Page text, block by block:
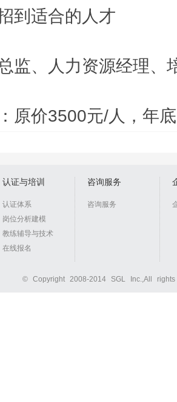
到适合的人才
监、人力资源经理
原价3500元/人，年
认证与培训
认证体系
岗位分析建模
教练辅导与技术
在线报名
咨询服务
咨询服务
© Copyright 2008-2014 SGL Inc.,All